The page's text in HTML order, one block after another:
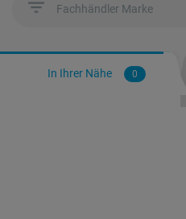
Fachhändler Marke
In Ihrer Nähe 0